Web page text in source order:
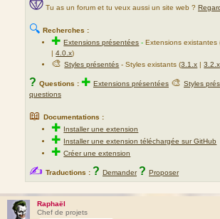
Tu as un forum et tu veux aussi un site web ?
🔍 Recherches :
✚Extensions présentées -Extensions existantes
|4.0.x)
🎨Styles présentés - Styles existants (3.1.x |3.2.x
? Questions : ✚ Extensions présentées 🎨 Styles
questions
📖 Documentations :
✚ Installer une extension
✚ Installer une extension téléchargée sur GitHub
✚Créer une extension
✍ Traductions : ? Demander ? Proposer
Raphaël
Chef de projets